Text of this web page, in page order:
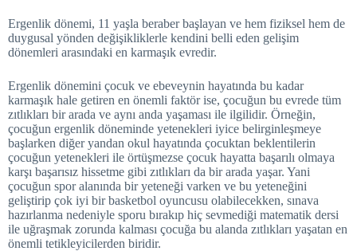
Ergenlik dönemi, 11 yaşla beraber başlayan ve hem fiziksel hem de
duygusal yönden değişikliklerle kendini belli eden gelişim
dönemleri arasındaki en karmaşık evredir.
Ergenlik dönemini çocuk ve ebeveynin hayatında bu kadar
karmaşık hale getiren en önemli faktör ise, çocuğun bu evrede tüm
zıtlıkları bir arada ve aynı anda yaşaması ile ilgilidir. Örneğin,
çocuğun ergenlik döneminde yetenekleri iyice belirginleşmeye
başlarken diğer yandan okul hayatında çocuktan beklentilerin
çocuğun yetenekleri ile örtüşmezse çocuk hayatta başarılı olmaya
karşı başarısız hissetme gibi zıtlıkları da bir arada yaşar. Yani
çocuğun spor alanında bir yeteneği varken ve bu yeteneğini
geliştirip çok iyi bir basketbol oyuncusu olabilecekken, sınava
hazırlanma nedeniyle sporu bırakıp hiç sevmediği matematik dersi
ile uğraşmak zorunda kalması çocuğa bu alanda zıtlıkları yaşatan en
önemli tetikleyicilerden biridir.